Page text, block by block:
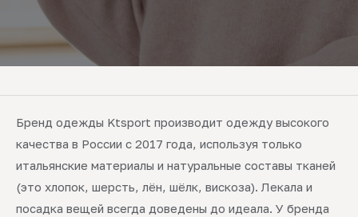
Бренд одежды Ktsport производит одежду высокого
качества в России с 2017 года, используя только
итальянские материалы и натуральные составы тканей
(это хлопок, шерсть, лён, шёлк, вискоза). Лекала и
посадка вещей всегда доведены до идеала. У бренда